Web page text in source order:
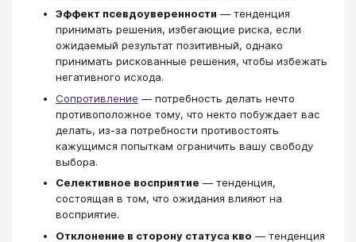
Эффект псевдоуверенности — тенденция
принимать решения, избегающие риска, если
ожидаемый результат позитивный, однако
принимать рискованные решения, чтобы избежать
негативного исхода.
Сопротивление — потребность делать нечто
противоположное тому, что некто побуждает вас
делать, из-за потребности противостоять
кажущимся попыткам ограничить вашу свободу
выбора.
Селективное восприятие — тенденция,
состоящая в том, что ожидания влияют на
восприятие.
Отклонение в сторону статуса кво — тенденция